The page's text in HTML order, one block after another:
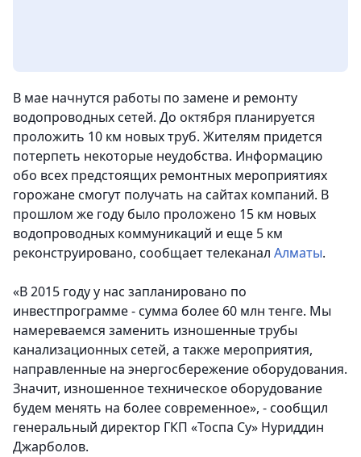
В мае начнутся работы по замене и ремонту
водопроводных сетей. До октября планируется
проложить 10 км новых труб. Жителям придется
потерпеть некоторые неудобства. Информацию
обо всех предстоящих ремонтных мероприятиях
горожане смогут получать на сайтах компаний. В
прошлом же году было проложено 15 км новых
водопроводных коммуникаций и еще 5 км
реконструировано, сообщает телеканал Алматы.
«В 2015 году у нас запланировано по
инвестпрограмме - сумма более 60 млн тенге. Мы
намереваемся заменить изношенные трубы
канализационных сетей, а также мероприятия,
направленные на энергосбережение оборудования.
Значит, изношенное техническое оборудование
будем менять на более современное», - сообщил
генеральный директор ГКП «Тоспа Су» Нуриддин
Джарболов.